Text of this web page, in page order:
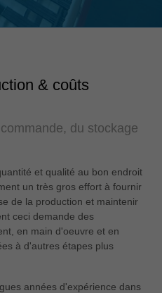
& coûts
du stockage
et qualité au bon endroit
un très gros effort à fournir
de la production et maintenir
ceci demande des
en main d'oeuvre et en
à d'autres étapes plus
années d'expérience dans